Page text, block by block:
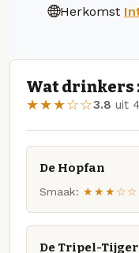
Herkomst
Wat drinkers
★★★☆☆3.8 uit
De Hopfan
Smaak: ★★★☆☆
De Tripel-Tijger